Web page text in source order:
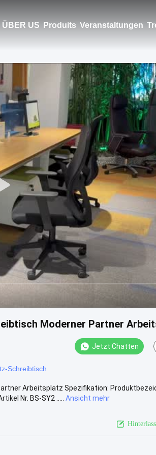
ÜBER US Produits Veranstaltungen
Moderner Partner
Jetzt Chatten
Schreibtisch
Arbeitsplatz Spezifikation:
Nr. BS-SY2 .....
Ansicht mehr